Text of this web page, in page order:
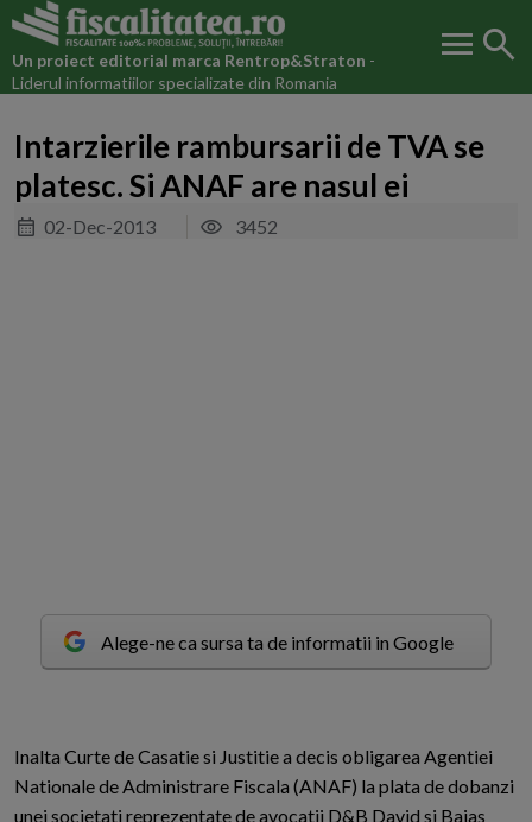
Un proiect editorial marca Rentrop&Straton -
Liderul informatiilor specializate din Romania
menu search
Intarzierile rambursarii de TVA se
platesc. Si ANAF are nasul ei
02-Dec-2013 3452
Alege-ne ca sursa ta de informatii in Google
Inalta Curte de Casatie si Justitie a decis obligarea Agentiei
Nationale de Administrare Fiscala (ANAF) la plata de dobanzi
unei societati reprezentate de avocatii D&B David si Baias